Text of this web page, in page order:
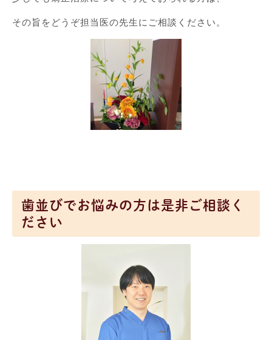
その旨をどうぞ担当医の先生にご相談ください。
歯並びでお悩みの方は是非ご相談く
ださい